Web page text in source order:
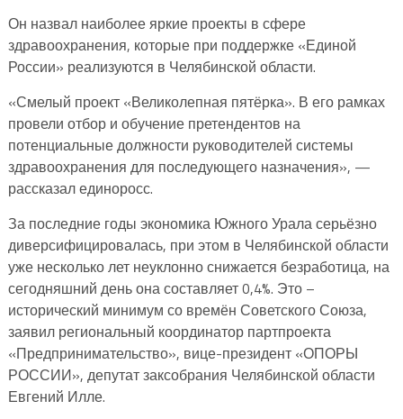
Он назвал наиболее яркие проекты в сфере
здравоохранения, которые при поддержке «Единой
России» реализуются в Челябинской области.
«Смелый проект «Великолепная пятёрка». В его рамках
провели отбор и обучение претендентов на
потенциальные должности руководителей системы
здравоохранения для последующего назначения», —
рассказал единоросс.
За последние годы экономика Южного Урала серьёзно
диверсифицировалась, при этом в Челябинской области
уже несколько лет неуклонно снижается безработица, на
сегодняшний день она составляет 0,4%. Это –
исторический минимум со времён Советского Союза,
заявил региональный координатор партпроекта
«Предпринимательство», вице-президент «ОПОРЫ
РОССИИ», депутат заксобрания Челябинской области
Евгений Илле.